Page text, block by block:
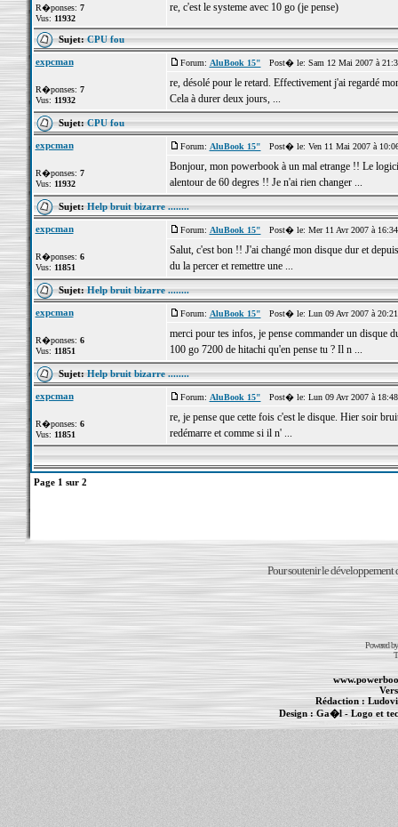
R�ponses: 7
Vus: 11932
re, c'est le systeme avec 10 go (je pense)
Sujet:CPU fou
expcman
R�ponses: 7
Vus: 11932
Forum: AluBook 15" Post� le: Sam 12 Mai 2007 à
re, désolé pour le retard. Effectivement j'ai regardé
Cela à durer deux jours, ...
Sujet:CPU fou
expcman
R�ponses: 7
Vus: 11932
Forum: AluBook 15" Post� le: Ven 11 Mai 2007 à
Bonjour, mon powerbook à un mal etrange !! Le
alentour de 60 degres !! Je n'ai rien changer ...
Sujet:Help bruit bizarre ........
expcman
R�ponses: 6
Vus: 11851
Forum: AluBook 15" Post� le: Mer 11 Avr 2007 à
Salut, c'est bon !! J'ai changé mon disque dur et
du la percer et remettre une ...
Sujet:Help bruit bizarre ........
expcman
R�ponses: 6
Vus: 11851
Forum: AluBook 15" Post� le: Lun 09 Avr 2007 à
merci pour tes infos, je pense commander un disque
100 go 7200 de hitachi qu'en pense tu ? Il n ...
Sujet:Help bruit bizarre ........
expcman
R�ponses: 6
Vus: 11851
Forum: AluBook 15" Post� le: Lun 09 Avr 2007 à
re, je pense que cette fois c'est le disque. Hier soir
redémarre et comme si il n' ...
Page 1 sur 2
Pour soutenir le développement
Powered
Rédaction :
Design :Ga�l- Logo et
MacBook Pro